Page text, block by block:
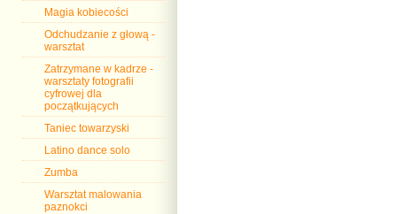
Magia kobiecości
Odchudzanie z głową -
warsztat
Zatrzymane w kadrze -
warsztaty fotografii
cyfrowej dla
początkujących
Taniec towarzyski
Latino dance solo
Zumba
Warsztat malowania
paznokci